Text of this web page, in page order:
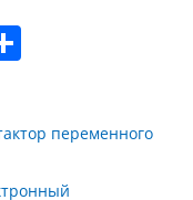
р
а
переменного